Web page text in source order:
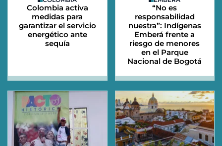
Colombia activa
medidas para
garantizar el servicio
energético ante
sequía
“No es
responsabilidad
nuestra”: Indígenas
Emberá frente a
riesgo de menores
en el Parque
Nacional de Bogotá